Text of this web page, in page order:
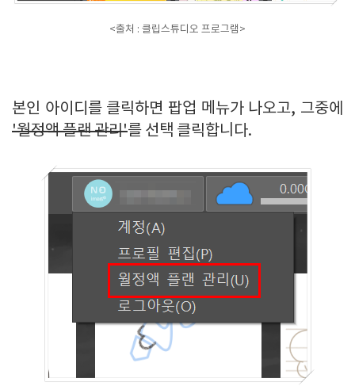
<출처 : 클립스튜디오 프로그램>
본인 아이디를 클릭하면 팝업 메뉴가 나오고, 그중에
'월정액 플랜 관리'를 선택 클릭합니다.